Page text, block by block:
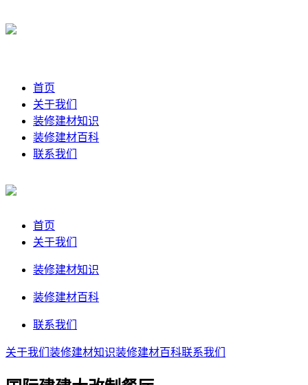
首页
关于我们
装修建材知识
装修建材百科
联系我们
首页
关于我们
装修建材知识
装修建材百科
联系我们
关于我们 装修建材知识装修建材百科联系我们